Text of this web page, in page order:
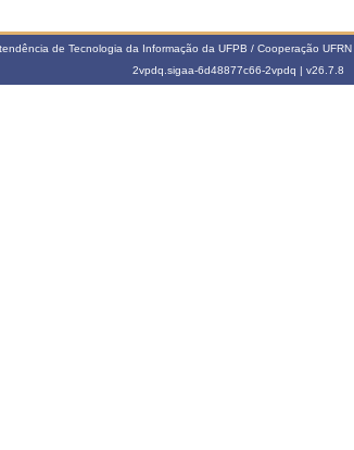
de Tecnologia da Informação da UFPB / Cooperação
2vpdq.sigaa-6d48877c66-2vpdq | v26.7.8